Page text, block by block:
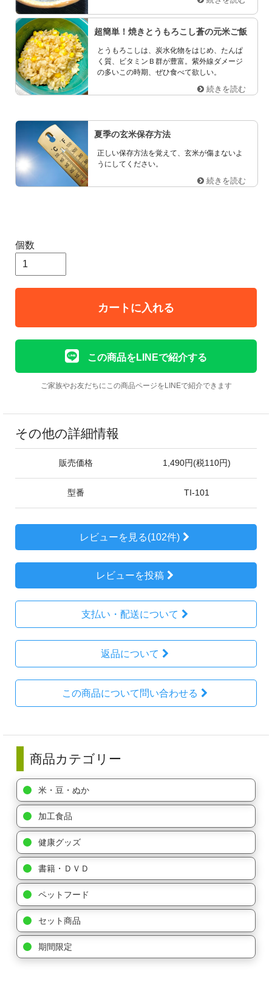
超簡単！焼きとうもろこし蒼の元米ご飯
とうもろこしは、炭水化物をはじめ、たんぱ
く質、ビタミンＢ群が豊富。紫外線ダメージ
の多いこの時期、ぜひ食べて欲しい。
続きを読む
夏季の玄米保存方法
正しい保存方法を覚えて、玄米が傷まないよ
うにしてください。
続きを読む
個数
カートに入れる
この商品をLINEで紹介する
ご家族やお友だちにこの商品ページをLINEで紹介できます
その他の詳細情報
販売価格 1,490円(税110円)
型番 TI-101
レビューを見る(102件)
レビューを投稿
支払い・配送について
返品について
この商品について問い合わせる
商品カテゴリー
米・豆・ぬか
加工食品
健康グッズ
書籍・ＤＶＤ
ペットフード
セット商品
期間限定